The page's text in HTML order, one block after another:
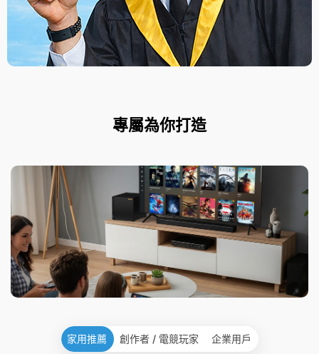
專屬為你打造
家用推薦 創作者 / 電競玩家 企業用戶